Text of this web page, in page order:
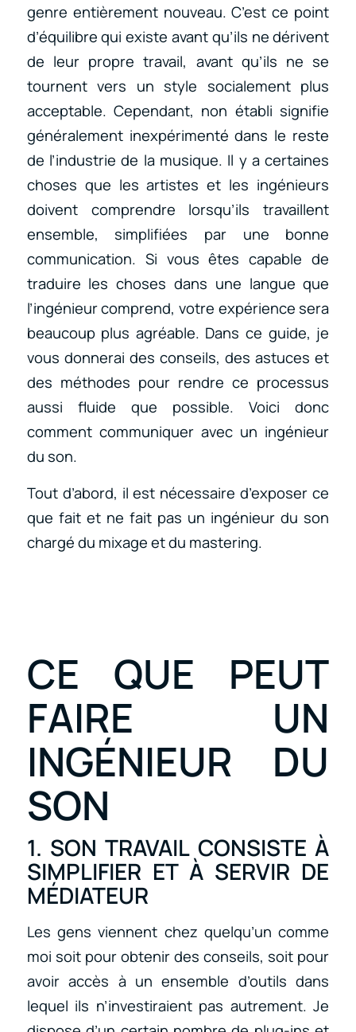
genre entièrement nouveau. C’est ce point
d’équilibre qui existe avant qu’ils ne dérivent
de leur propre travail, avant qu’ils ne se
tournent vers un style socialement plus
acceptable. Cependant, non établi signifie
généralement inexpérimenté dans le reste
de l’industrie de la musique. Il y a certaines
choses que les artistes et les ingénieurs
doivent comprendre lorsqu’ils travaillent
ensemble, simplifiées par une bonne
communication. Si vous êtes capable de
traduire les choses dans une langue que
l’ingénieur comprend, votre expérience sera
beaucoup plus agréable. Dans ce guide, je
vous donnerai des conseils, des astuces et
des méthodes pour rendre ce processus
aussi fluide que possible. Voici donc
comment communiquer avec un ingénieur
du son.
Tout d’abord, il est nécessaire d’exposer ce
que fait et ne fait pas un ingénieur du son
chargé du mixage et du mastering.
CE QUE PEUT
FAIRE UN
INGÉNIEUR DU
SON
1. SON TRAVAIL CONSISTE À
SIMPLIFIER ET À SERVIR DE
MÉDIATEUR
Les gens viennent chez quelqu’un comme
moi soit pour obtenir des conseils, soit pour
avoir accès à un ensemble d’outils dans
lequel ils n’investiraient pas autrement. Je